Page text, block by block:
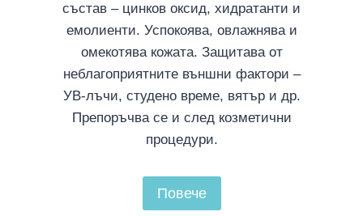
състав – цинков оксид, хидратанти и
емолиенти. Успокоява, овлажнява и
омекотява кожата. Защитава от
неблагоприятните външни фактори –
УВ-лъчи, студено време, вятър и др.
Препоръчва се и след козметични
процедури.
Повече